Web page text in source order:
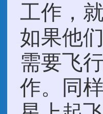
工作，
如果他
需要飞
作。同